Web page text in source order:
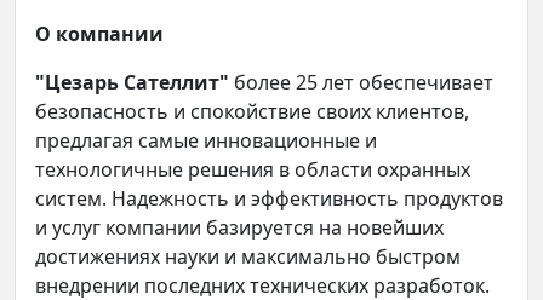
О компании
"Цезарь Сателлит" более 25 лет обеспечивает
безопасность и спокойствие своих клиентов,
предлагая самые инновационные и
технологичные решения в области охранных
систем. Надежность и эффективность продуктов
и услуг компании базируется на новейших
достижениях науки и максимально быстром
внедрении последних технических разработок.